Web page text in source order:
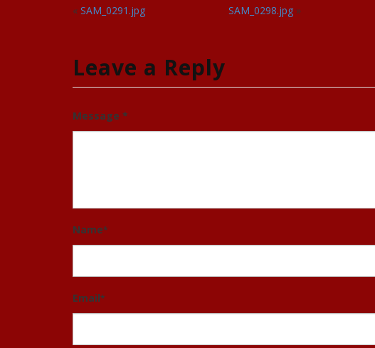
« SAM_0291.jpg SAM_0298.jpg»
Leave a Reply
Message *
Name*
Email*